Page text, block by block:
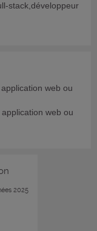
stack,développeur
web ou
web ou
2025